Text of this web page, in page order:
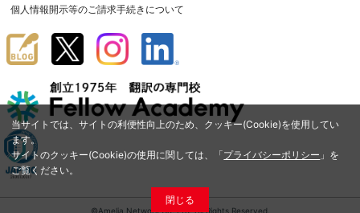
当サイトでは、サイトの利便性向上のため、クッキー(Cookie)を使用してい
ます。
サイトのクッキー(Cookie)の使用に関しては、「プライバシーポリシー 」を
ご覧ください。
閉じる
個人情報開示等のご請求手続きについて
©Amelia Network Co.,Ltd. All Rights Reserved.